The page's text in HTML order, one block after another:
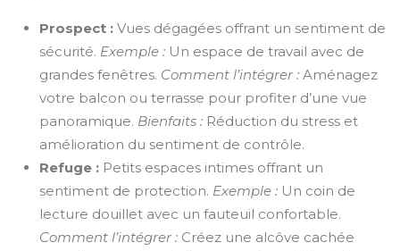
Prospect : Vues dégagées offrant un sentiment de
sécurité. Exemple : Un espace de travail avec de
grandes fenêtres. Comment l’intégrer : Aménagez
votre balcon ou terrasse pour profiter d’une vue
panoramique. Bienfaits : Réduction du stress et
amélioration du sentiment de contrôle.
Refuge : Petits espaces intimes offrant un
sentiment de protection. Exemple : Un coin de
lecture douillet avec un fauteuil confortable.
Comment l’intégrer : Créez une alcôve cachée